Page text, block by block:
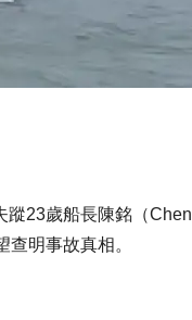
蹤23歲船長陳銘（Chen
明事故真相。